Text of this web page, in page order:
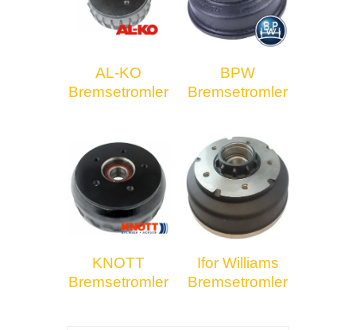
AL-KO
Bremsetromler
BPW
Bremsetromler
KNOTT
Bremsetromler
Ifor Williams
Bremsetromler